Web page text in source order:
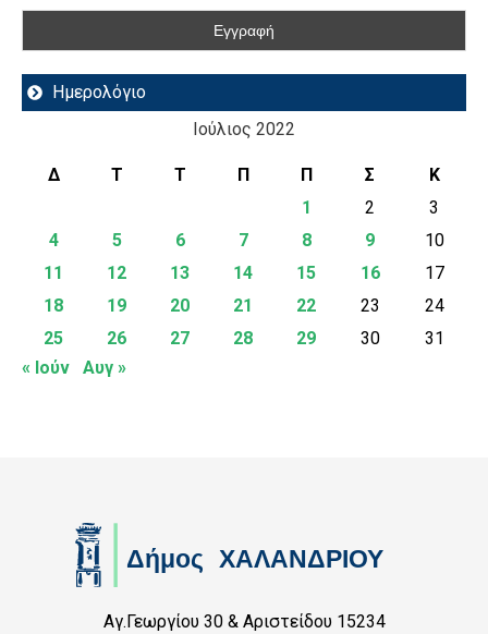
Ημερολόγιο
Ιούλιος 2022
Δ Τ Τ Π Π Σ
Κ
1
2
3
4
5 6 7 8 9
10
11
12 13 14 15 16
17
18
19 20 21 22 23
24
25
26 27 28 29 30
31
« Ιούν
Αυγ »
Αγ.Γεωργίου 30 & Αριστείδου 15234